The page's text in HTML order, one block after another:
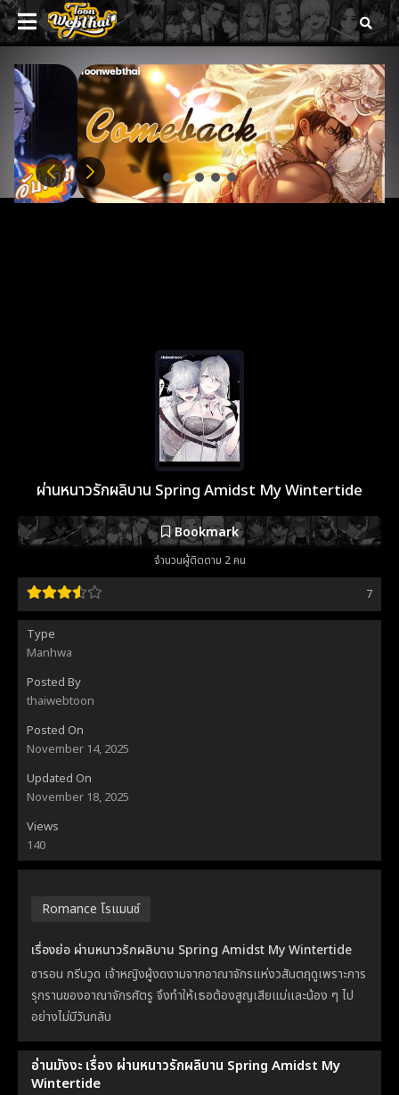
ผ่านหนาวรักผลิบาน Spring Amidst My Wintertide
Bookmark
จำนวนผู้ติดตาม 2 คน
7
Type
Manhwa
Posted By
thaiwebtoon
Posted On
November 14, 2025
Updated On
November 18, 2025
Views
140
Romance โรแมนซ์
เรื่องย่อ ผ่านหนาวรักผลิบาน Spring Amidst My Wintertide
ซารอน กรีนวูด เจ้าหญิงผู้งดงามจากอาณาจักรแห่งวสันตฤดูเพราะการ
รุกรานของอาณาจักรศัตรู จึงทำให้เธอต้องสูญเสียแม่และน้อง ๆ ไป
อย่างไม่มีวันกลับ
อ่านมังงะ เรื่อง ผ่านหนาวรักผลิบาน Spring Amidst My
Wintertide